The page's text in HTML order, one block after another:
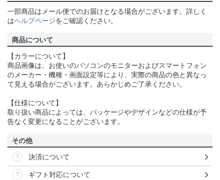
一部商品はメール便でのお届けとなる場合がございます。詳しく
はヘルプページをご確認ください。
商品について
【カラーについて】
商品画像は、お使いのパソコンのモニターおよびスマートフォン
のメーカー・機種・画面設定等により、実際の商品の色と異なっ
て見える場合がございます。あらかじめご了承ください。
【仕様について】
取り扱い商品によっては、パッケージやデザインなどの仕様が予
告なく変更になることがございます。
その他
決済について
ギフト対応について